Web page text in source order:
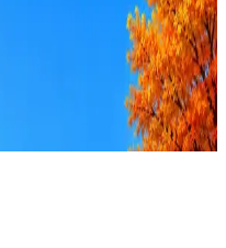
из 600+ источников
писем